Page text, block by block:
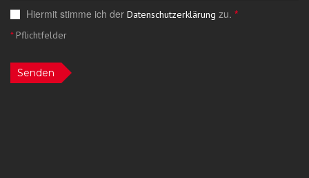
Hiermit stimme ich der Datenschutzerklärung zu. *
*Pflichtfelder
Senden